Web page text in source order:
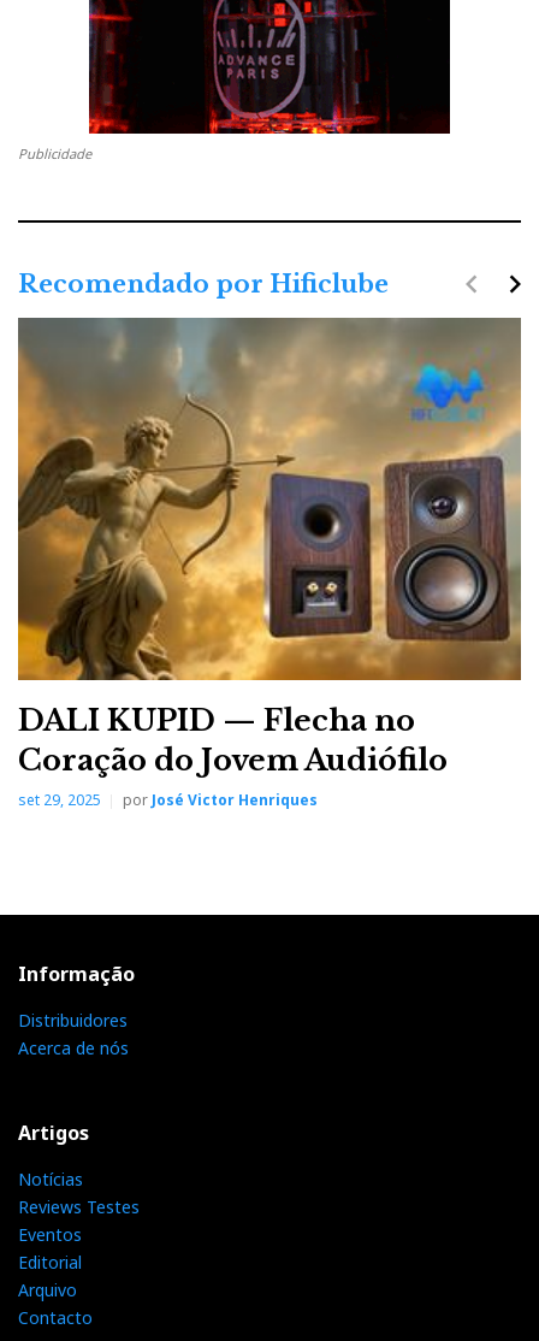
Publicidade
Recomendado por Hificlube
DALI KUPID — Flecha no
Coração do Jovem Audiófilo
set 29, 2025 porJosé Victor Henriques
navigate_next
navigate_before
Informação
Distribuidores
Acerca de nós
Artigos
Notícias
Reviews Testes
Eventos
Editorial
Arquivo
Contacto